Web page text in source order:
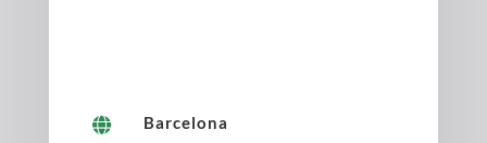

Barcelona